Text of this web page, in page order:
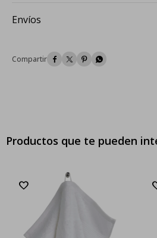
Envíos
   
Productos que te pueden